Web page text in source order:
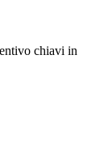
chiavi in